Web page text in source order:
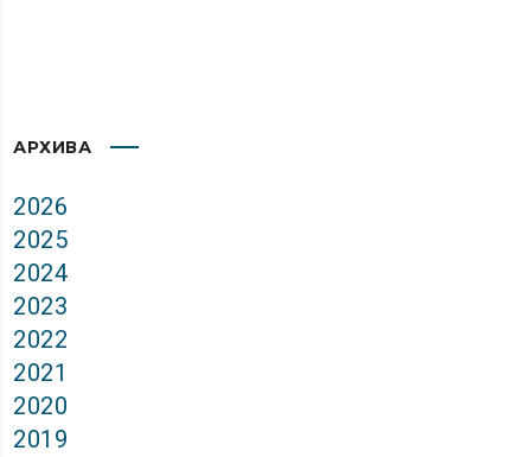
АРХИВА
2026
2025
2024
2023
2022
2021
2020
2019